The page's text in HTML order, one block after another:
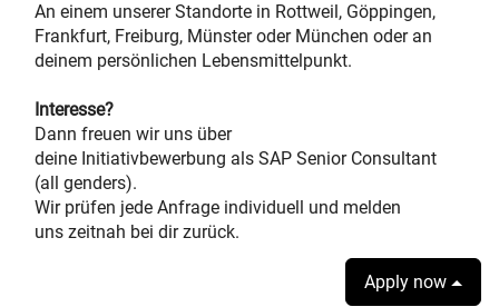
An einem unserer Standorte in Rottweil, Göppingen,
Frankfurt, Freiburg, Münster oder München oder an
deinem persönlichen Lebensmittelpunkt.
Interesse?
Dann freuen wir uns über
deine Initiativbewerbung als SAP Senior Consultant
(all genders).
Wir prüfen jede Anfrage individuell und melden
uns zeitnah bei dir zurück.
Apply now